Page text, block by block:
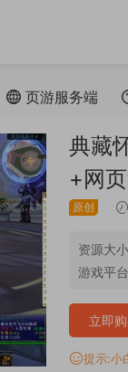
页游服务端
典藏
+网
原创
资源大小
游戏平台
立即
提示:小